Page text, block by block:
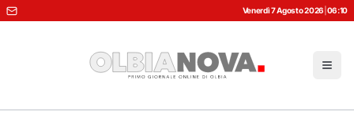
Venerdì 7 Agosto 2026 06:10